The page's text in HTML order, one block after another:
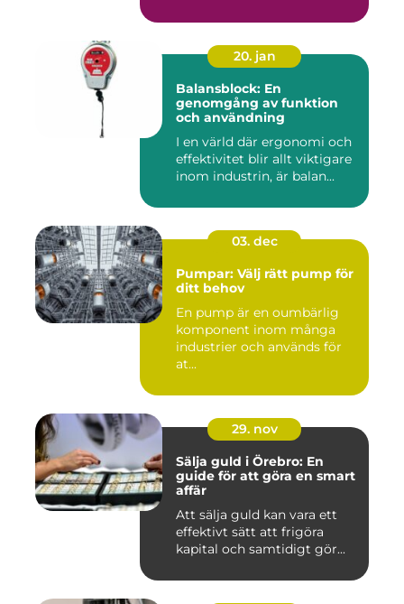
20. jan
Balansblock: En
genomgång av funktion
och användning
I en värld där ergonomi och
effektivitet blir allt viktigare
inom industrin, är balan...
03. dec
Pumpar: Välj rätt pump för
ditt behov
En pump är en oumbärlig
komponent inom många
industrier och används för
at...
29. nov
Sälja guld i Örebro: En
guide för att göra en smart
affär
Att sälja guld kan vara ett
effektivt sätt att frigöra
kapital och samtidigt gör...